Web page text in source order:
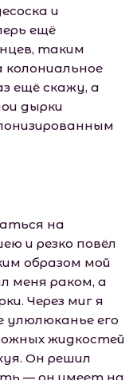
и
ещё
таким
колониальное
ещё скажу, а
дырки
на
и резко повёл
образом мой
меня раком, а
Через миг я
улюлюканье его
жидкостей
Он решил
— он имеет на